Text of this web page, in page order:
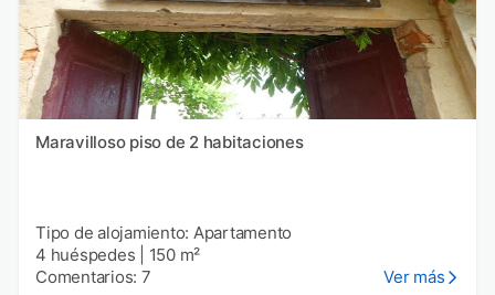
Maravilloso piso de 2 habitaciones
Tipo de alojamiento: Apartamento
4 huéspedes
150 m²
Comentarios: 7
Ver más